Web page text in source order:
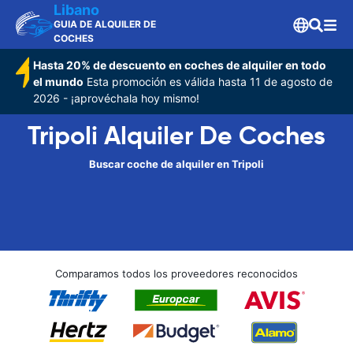
Libano
GUIA DE ALQUILER DE
COCHES
Hasta 20% de descuento en coches de alquiler en todo
el mundo Esta promoción es válida hasta 11 de agosto de
2026 - ¡aprovéchala hoy mismo!
Tripoli Alquiler De Coches
Buscar coche de alquiler en Tripoli
Comparamos todos los proveedores reconocidos